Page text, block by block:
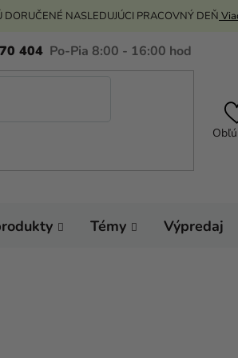
NASLEDUJÚCI PRACOVNÝ DEŇ
404
Témy Výpredaj